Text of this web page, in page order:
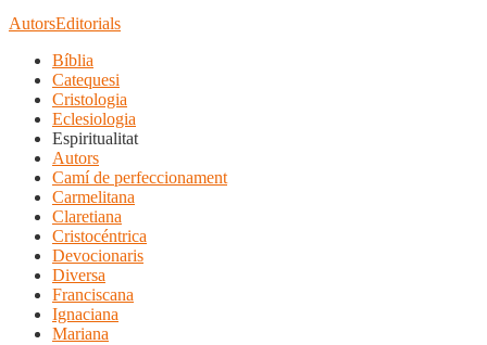
AutorsEditorials
Bíblia
Catequesi
Cristologia
Eclesiologia
Espiritualitat
Autors
Camí de perfeccionament
Carmelitana
Claretiana
Cristocéntrica
Devocionaris
Diversa
Franciscana
Ignaciana
Mariana